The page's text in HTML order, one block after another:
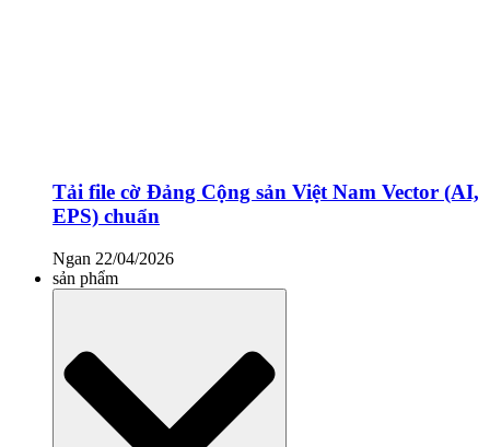
Tải file cờ Đảng Cộng sản Việt Nam Vector (AI,
EPS) chuẩn
Ngan 22/04/2026
sản phẩm